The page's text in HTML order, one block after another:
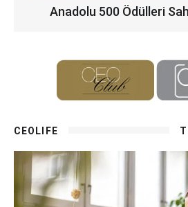
Anadolu 500 Ödülleri
CEOLIFE